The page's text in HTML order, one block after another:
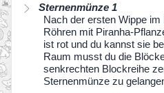
Sternenmünze 1
Nach der ersten Wippe
Röhren mit Piranha-
ist rot und du kannst sie
Raum musst du die
senkrechten Blockreihe
Sternenmünze zu